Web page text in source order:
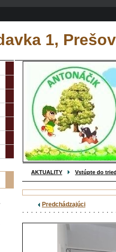
1, Prešov
AKTUALITY Vstúpte do
Predchádzajúci